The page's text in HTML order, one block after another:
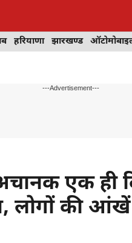
हरियाणा झारखण्ड
---Advertisement---
एक ही
लोगों की